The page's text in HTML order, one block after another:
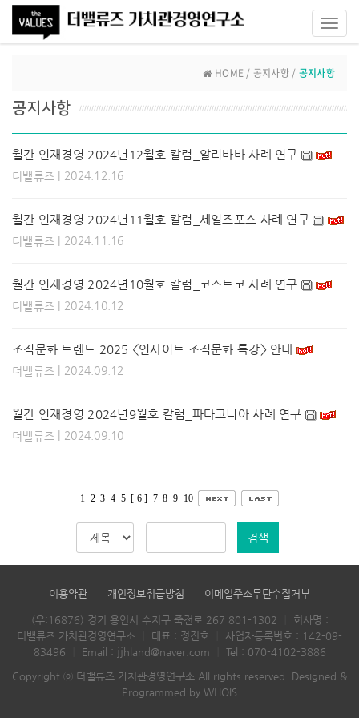
HOME / 공지사항 / 공지사항
공지사항
월간 인재경영 2024년12월호 칼럼_알리바바 사례 연구
더밸류즈 | 2024.12.16
월간 인재경영 2024년11월호 칼럼_세일즈포스 사례 연구
더밸류즈 | 2024.11.16
월간 인재경영 2024년10월호 칼럼_코스트코 사례 연구
더밸류즈 | 2024.10.12
조직문화 트렌드 2025 <인사이트 조직문화 특강> 안내
더밸류즈 | 2024.09.12
월간 인재경영 2024년9월호 칼럼_파타고니아 사례 연구
더밸류즈 | 2024.09.10
1 2 3 4 5 [ 6 ] 7 8 9 10
검색
이용약관 개인정보취급방침 이메일주소무단수집거부
(우:16876) 경기 용인시 수지구 죽전로 267 801-1302
회사명 :
더밸류즈 가치관경영연구소
대표 : 정진호
사업자등록번호 : 142-09-
83496
Email : jjhland@naver.com Tel : 070-4102-3886
Copyright ⓒ 더밸류즈 가치관경영연구소 All rights reserved. Designed &
Programmed by WHOIS